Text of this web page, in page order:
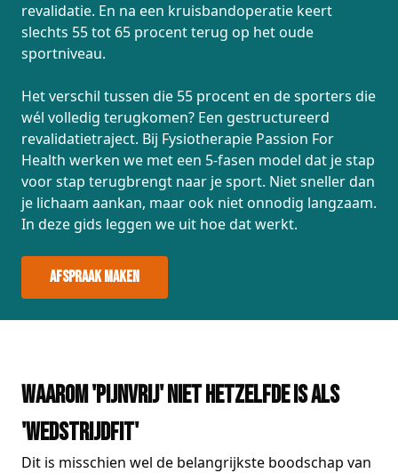
revalidatie. En na een kruisbandoperatie keert
slechts 55 tot 65 procent terug op het oude
sportniveau.
Het verschil tussen die 55 procent en de sporters die
wél volledig terugkomen? Een gestructureerd
revalidatietraject. Bij Fysiotherapie Passion For
Health werken we met een 5-fasen model dat je stap
voor stap terugbrengt naar je sport. Niet sneller dan
je lichaam aankan, maar ook niet onnodig langzaam.
In deze gids leggen we uit hoe dat werkt.
Afspraak maken
Waarom 'pijnvrij' niet hetzelfde is als
'wedstrijdfit'
Dit is misschien wel de belangrijkste boodschap van